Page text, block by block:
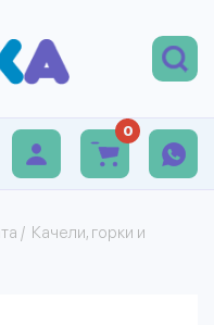
0
/ Качели, горки и